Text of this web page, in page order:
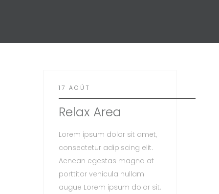
17 AOÛT
Relax Area
Lorem ipsum dolor sit amet,
consectetur adipiscing elit.
Aenean egestas magna at
porttitor vehicula nullam
augue Lorem ipsum dolor sit.